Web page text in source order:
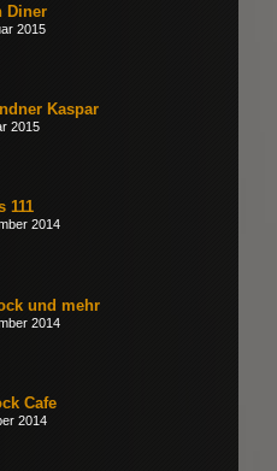
Diner
2015
Kaspar
2015
111
2014
und mehr
2014
Cafe
2014